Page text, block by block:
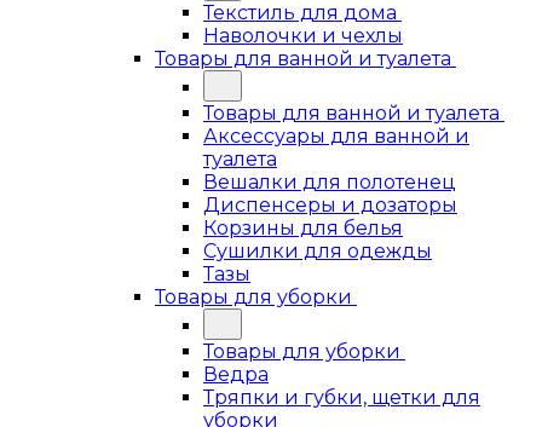
Текстиль для дома
Наволочки и чехлы
Товары для ванной и туалета
Товары для ванной и туалета
Аксессуары для ванной и
туалета
Вешалки для полотенец
Диспенсеры и дозаторы
Корзины для белья
Сушилки для одежды
Тазы
Товары для уборки
Товары для уборки
Ведра
Тряпки и губки, щетки для
уборки